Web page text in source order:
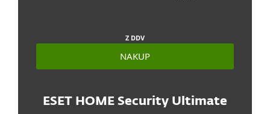
Z DDV
NAKUP
ESET HOME Security Ultimate